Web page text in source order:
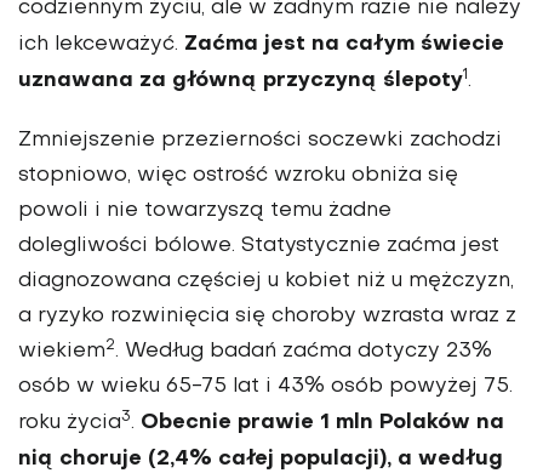
codziennym życiu, ale w żadnym razie nie należy
ich lekcewa­żyć. Zaćma jest na całym świecie
uznawana za głów­ną przyczyną ślepoty1.
Zmniejszenie przezierności soczewki zachodzi
stopnio­wo, więc ostrość wzroku obniża się
powoli i nie towarzyszą temu żadne
dolegliwości bólowe. Staty­stycznie zaćma jest
diagno­zowana częściej u kobiet niż u mężczyzn,
a ryzyko rozwinięcia się choroby wzrasta wraz z
wiekiem2. Według badań zaćma doty­czy 23%
osób w wieku 65-75 lat i 43% osób powy­żej 75.
roku życia3. Obecnie prawie 1 mln Polaków na
nią choruje (2,4% całej populacji), a według